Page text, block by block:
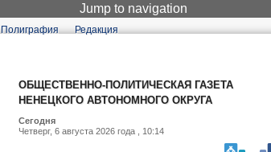
Jump to navigation
Полиграфия Редакция
ОБЩЕСТВЕННО-ПОЛИТИЧЕСКАЯ ГАЗЕТА
НЕНЕЦКОГО АВТОНОМНОГО ОКРУГА
Сегодня
Четверг, 6 августа 2026 года , 10:14